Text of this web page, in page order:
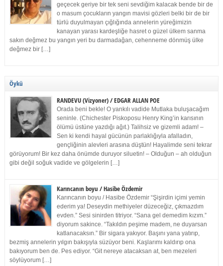
geçecek geriye bir tek seni sevdiğim kalacak bende bir de
o masum çocukların yangın mavisi gözleri belki bir de bir
türlü duyulmayan çığlığında annelerin yüreğimizin
kanayan yarası kardeşliğe hasret o güzel ülkem sanma
sakın değmez bu yangın yeri bu darmadağan, cehenneme dönmüş ülke
değmez bir […]
Öykü
RANDEVU (Vizyoner) / EDGAR ALLAN POE
Orada beni bekle! O yankılı vadide Mutlaka buluşacağım
seninle. (Chichester Piskoposu Henry King’in karısının
ölümü üstüne yazdığı ağıt.) Talihsiz ve gizemli adam! –
Sen ki kendi hayal gücünün parlaklığıyla afalladın,
gençliğinin alevleri arasına düştün! Hayalimde seni tekrar
görüyorum! Bir kez daha önümde duruyor siluetin! – Olduğun – ah olduğun
gibi değil soğuk vadide ve gölgelerin […]
Karıncanın boyu / Hasibe Özdemir
Karıncanın boyu / Hasibe Özdemir “Şişirdin içimi yemin
ederim ya! Deseydin methiyeler düzeceğiz, çıkmazdım
evden.” Sesi sinirden titriyor. “Sana gel demedim kızım.”
diyorum sakince. “Takıldın peşime madem, ne duyarsan
katlanacaksın.” Bir sigara yakıyor. Başını yana yatırıp,
bezmiş annelerin yılgın bakışıyla süzüyor beni. Kaşlarımı kaldırıp ona
bakıyorum ben de. Pes ediyor. “Git nereye atacaksan at, ben mezeleri
söylüyorum […]